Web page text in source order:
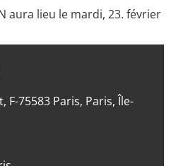
aura lieu le mardi, 23. février
F-75583 Paris, Paris, Île-